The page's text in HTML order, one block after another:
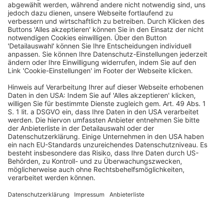
1. Einem abgerufenen Gesellschafter-Geschäftsführer
kann im Wege der einstweiligen Ver-fügung die weitere
Geschäftsführung und Vertretung der Gesellschaft
untersagt werden, wenn ohne die beantragte
einstweilige Regelung eine konkrete, schwerwiegende
Beeinträchtigung der Interessen der Gesellschaft
droht, wobei an das Vorliegen des Verfügungsgrundes
strenge Anforderungen zu stellen sind.
2. Beantragt der in erster Instanz unterlegene
Verfügungskläger in einem Streit um die Ab-berufung
eines Gesellschafter-Geschäftsführers eine nicht nur
unerhebliche Verlängerung der
Berufungsbegründungsfrist und schöpft er die
Verlängerung weitgehend oder vollständig aus, führt
dies regelmäßig zu einer Selbstwiderlegung der
Dringlichkeit, sofern nicht im Einzelfall besondere
Umstände vorliegen.
KG, Beschluss vom 23.9.2025 – 2 U 52/25